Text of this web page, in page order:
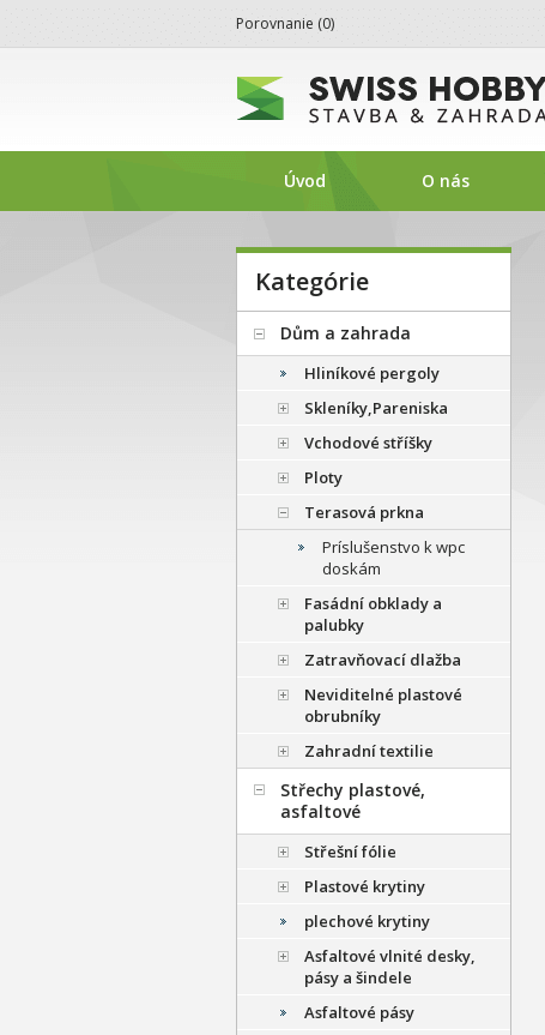
Kategórie
Dům a zahrada
Hliníkové pergoly
Skleníky,Pareniska
Vchodové stříšky
Ploty
Terasová prkna
Príslušenstvo k wpc
doskám
Fasádní obklady a
palubky
Zatravňovací dlažba
Neviditelné plastové
obrubníky
Zahradní textilie
Střechy plastové,
asfaltové
Střešní fólie
Plastové krytiny
plechové krytiny
Asfaltové vlnité desky,
pásy a šindele
Asfaltové pásy
Porovnanie (0)
Úvod O nás